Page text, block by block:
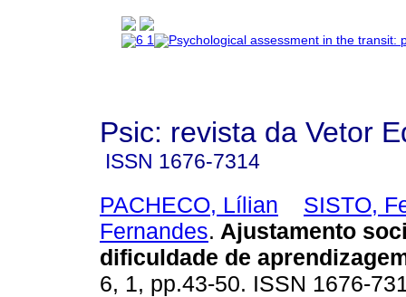
Psic: revista da Vetor
ISSN 1676-7314
PACHECO, Lílian
SISTO,
Fernandes. Ajustamento
dificuldade de
6, 1, pp.43-50. ISSN 1676-